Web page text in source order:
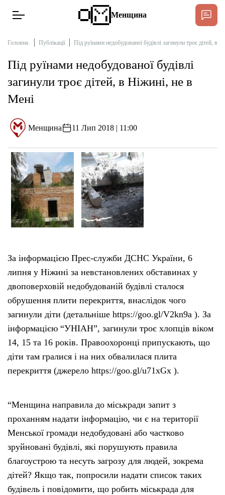
Новини
Тексти
Публікації
Про нас
Бюджет
Довідник
Контакти
Рекламні прайси
Підтримати «місцевих»
Етичний кодекс
Підтримати
Менщина
Головна Публікації Під руїнами недобудованої будівлі загинули троє дітей, в
Під руїнами недобудованої будівлі
загинули троє дітей, в Ніжині, не в
Мені
Менщина 11 Лип 2018 | 11:00
За інформацією Прес-служби ДСНС України, 6
липня у Ніжині за невстановлених обставинах у
двоповерховій недобудованій будівлі сталося
обрушення плити перекриття, внаслідок чого
загинули діти (детальніше https://goo.gl/V2kn9a ). За
інформацією “УНІАН”, загинули троє хлопців віком
14, 15 та 16 років. Правоохоронці припускають, що
діти там гралися і на них обвалилася плита
перекриття (джерело https://goo.gl/u71xGx ).
“Менщина направила до міськради запит з
проханням надати інформацію, чи є на території
Менської громади недобудовані або частково
зруйновані будівлі, які порушують правила
благоустрою та несуть загрозу для людей, зокрема
дітей? Якщо так, попросили надати список таких
будівель і повідомити, що робить міськрада для